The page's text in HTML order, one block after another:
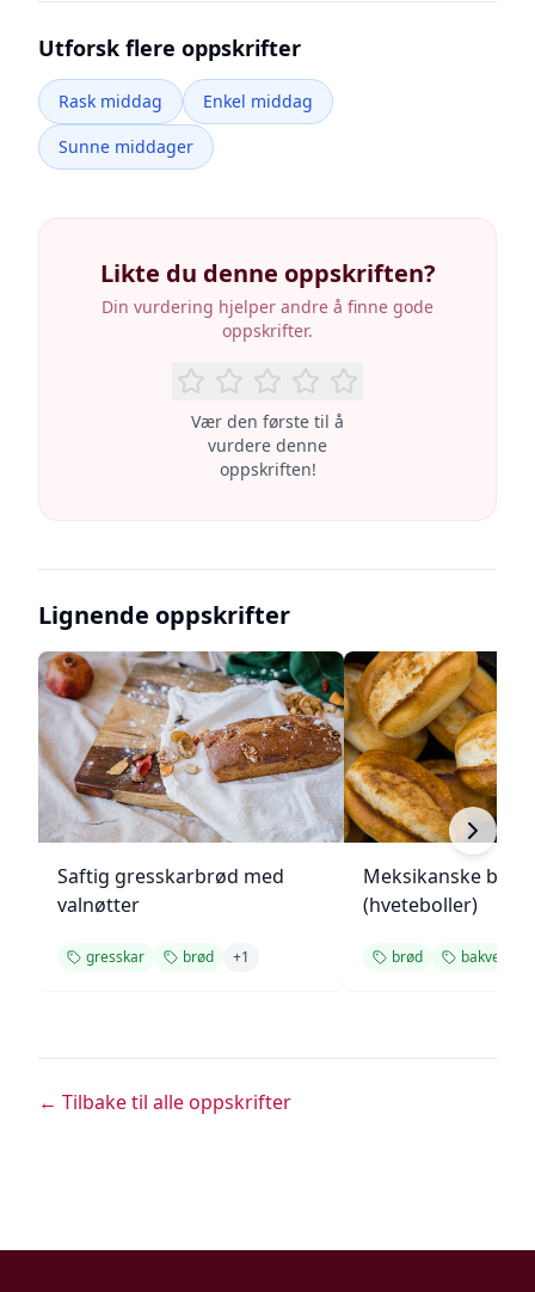
Utforsk flere oppskrifter
Rask middag
Enkel middag
Sunne middager
Likte du denne oppskriften?
Din vurdering hjelper andre å finne gode
oppskrifter.
Vær den første til å
vurdere denne
oppskriften!
Lignende oppskrifter
Saftig gresskarbrød med
valnøtter
gresskar brød +1
Meksikanske
(hveteboller)
brød bakverk
← Tilbake til alle oppskrifter